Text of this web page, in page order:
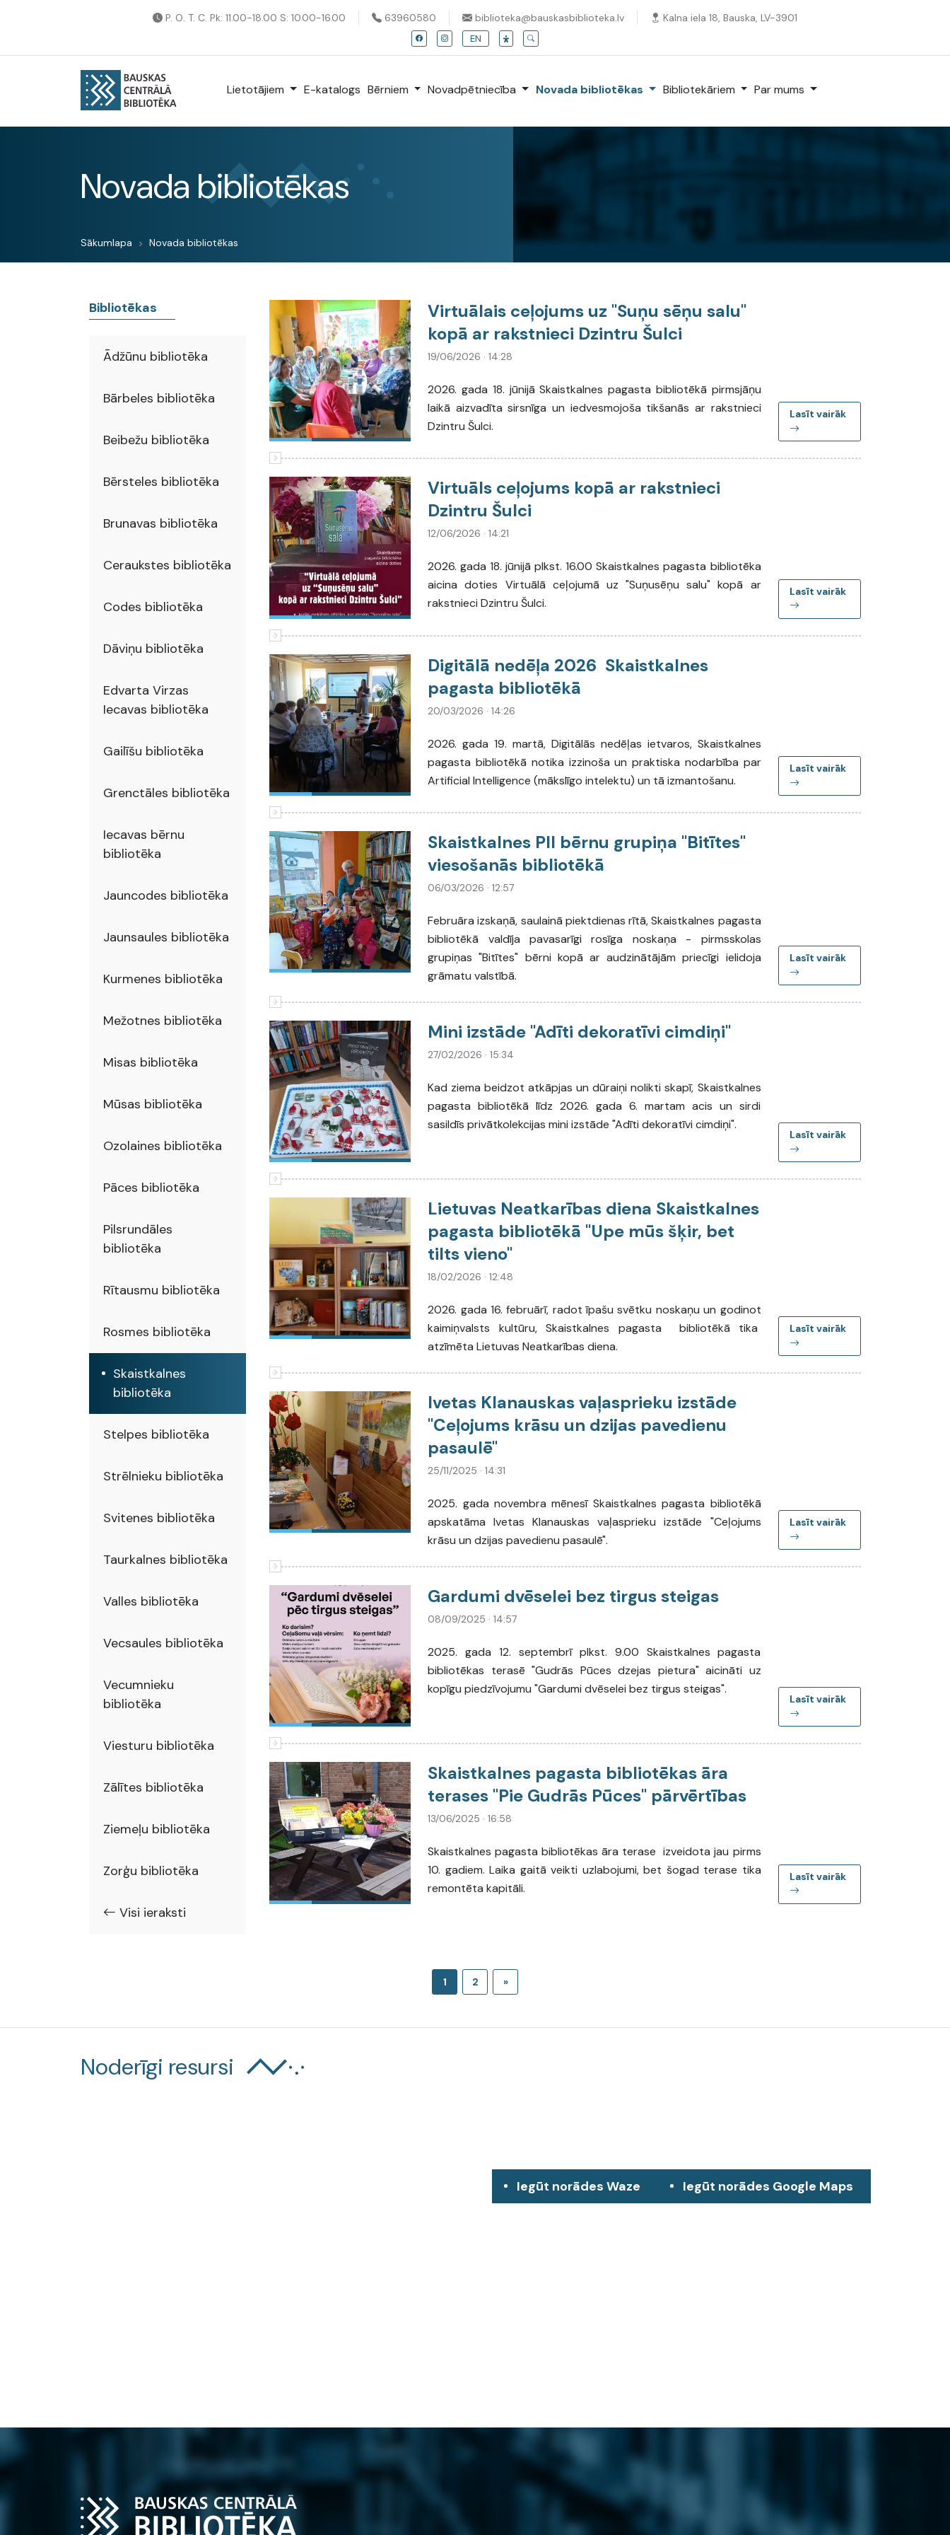
P. O. T. C. Pk: 11.00-18.00 S: 10.00-16.00 63960580 biblioteka@bauskasbiblioteka.lv Kalna iela 18, Bauska, LV-3901
EN
Lietotājiem E-katalogs Bērniem Novadpētniecība Novada bibliotēkas Bibliotekāriem Par mums
Novada bibliotēkas
Sākumlapa Novada bibliotēkas
Bibliotēkas
Ādžūnu bibliotēka
Bārbeles bibliotēka
Beibežu bibliotēka
Bērsteles bibliotēka
Brunavas bibliotēka
Ceraukstes bibliotēka
Codes bibliotēka
Dāviņu bibliotēka
Edvarta Virzas
Iecavas bibliotēka
Gailīšu bibliotēka
Grenctāles bibliotēka
Iecavas bērnu
bibliotēka
Jauncodes bibliotēka
Jaunsaules bibliotēka
Kurmenes bibliotēka
Mežotnes bibliotēka
Misas bibliotēka
Mūsas bibliotēka
Ozolaines bibliotēka
Pāces bibliotēka
Pilsrundāles
bibliotēka
Rītausmu bibliotēka
Rosmes bibliotēka
Skaistkalnes
bibliotēka
Stelpes bibliotēka
Strēlnieku bibliotēka
Svitenes bibliotēka
Taurkalnes bibliotēka
Valles bibliotēka
Vecsaules bibliotēka
Vecumnieku
bibliotēka
Viesturu bibliotēka
Zālītes bibliotēka
Ziemeļu bibliotēka
Zorģu bibliotēka
Visi ieraksti
Virtuālais ceļojums uz "Suņu sēņu salu"
kopā ar rakstnieci Dzintru Šulci
19/06/2026 · 14:28
2026. gada 18. jūnijā Skaistkalnes pagasta bibliotēkā pirmsjāņu
laikā aizvadīta sirsnīga un iedvesmojoša tikšanās ar rakstnieci
Dzintru Šulci.
Lasīt vairāk
Virtuāls ceļojums kopā ar rakstnieci
Dzintru Šulci
12/06/2026 · 14:21
2026. gada 18. jūnijā plkst. 16.00 Skaistkalnes pagasta bibliotēka
aicina doties Virtuālā ceļojumā uz "Suņusēņu salu" kopā ar
rakstnieci Dzintru Šulci.
Lasīt vairāk
Digitālā nedēļa 2026 Skaistkalnes
pagasta bibliotēkā
20/03/2026 · 14:26
2026. gada 19. martā, Digitālās nedēļas ietvaros, Skaistkalnes
pagasta bibliotēkā notika izzinoša un praktiska nodarbība par
Artificial Intelligence (mākslīgo intelektu) un tā izmantošanu.
Lasīt vairāk
Skaistkalnes PII bērnu grupiņa "Bitītes"
viesošanās bibliotēkā
06/03/2026 · 12:57
Februāra izskaņā, saulainā piektdienas rītā, Skaistkalnes pagasta
bibliotēkā valdīja pavasarīgi rosīga noskaņa - pirmsskolas
grupiņas "Bitītes" bērni kopā ar audzinātājām priecīgi ielidoja
grāmatu valstībā.
Lasīt vairāk
Mini izstāde "Adīti dekoratīvi cimdiņi"
27/02/2026 · 15:34
Kad ziema beidzot atkāpjas un dūraiņi nolikti skapī, Skaistkalnes
pagasta bibliotēkā līdz 2026. gada 6. martam acis un sirdi
sasildīs privātkolekcijas mini izstāde "Adīti dekoratīvi cimdiņi".
Lasīt vairāk
Lietuvas Neatkarības diena Skaistkalnes
pagasta bibliotēkā "Upe mūs šķir, bet
tilts vieno"
18/02/2026 · 12:48
2026. gada 16. februārī, radot īpašu svētku noskaņu un godinot
kaimiņvalsts kultūru, Skaistkalnes pagasta bibliotēkā tika
atzīmēta Lietuvas Neatkarības diena.
Lasīt vairāk
Ivetas Klanauskas vaļasprieku izstāde
"Ceļojums krāsu un dzijas pavedienu
pasaulē"
25/11/2025 · 14:31
2025. gada novembra mēnesī Skaistkalnes pagasta bibliotēkā
apskatāma Ivetas Klanauskas vaļasprieku izstāde "Ceļojums
krāsu un dzijas pavedienu pasaulē".
Lasīt vairāk
Gardumi dvēselei bez tirgus steigas
08/09/2025 · 14:57
2025. gada 12. septembrī plkst. 9.00 Skaistkalnes pagasta
bibliotēkas terasē "Gudrās Pūces dzejas pietura" aicināti uz
kopīgu piedzīvojumu "Gardumi dvēselei bez tirgus steigas".
Lasīt vairāk
Skaistkalnes pagasta bibliotēkas āra
terases "Pie Gudrās Pūces" pārvērtības
13/06/2025 · 16:58
Skaistkalnes pagasta bibliotēkas āra terase izveidota jau pirms
10. gadiem. Laika gaitā veikti uzlabojumi, bet šogad terase tika
remontēta kapitāli.
Lasīt vairāk
1 2 »
Noderīgi resursi
Iegūt norādes Waze Iegūt norādes Google Maps